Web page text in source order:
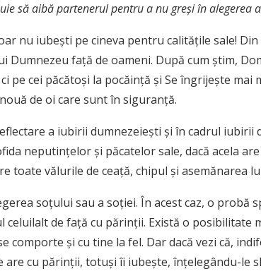
să aibă partenerul pentru a nu greşi în alegerea
nu iubeşti pe cineva pentru calităţile sale!
Dumnezeu faţă de oameni. După cum ştim,
pe cei păcătoşi la pocăinţă şi Se îngrijeşte mai
de oi care sunt în siguranţă.
a iubirii dumnezeieşti și în cadrul iubirii
neputinţelor şi păcatelor sale, dacă acela
toate vălurile de ceaţă, chipul şi asemănarea
soţului sau a soţiei. În acest caz, o probă
celuilalt de faţă cu părinţii. Există o posibilitate
comporte şi cu tine la fel. Dar dacă vezi că,
are cu părinţii, totuşi îi iubeşte, înţelegându-le